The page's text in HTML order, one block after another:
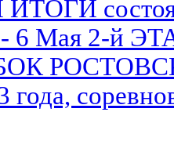
-- 6 Мая 2-й